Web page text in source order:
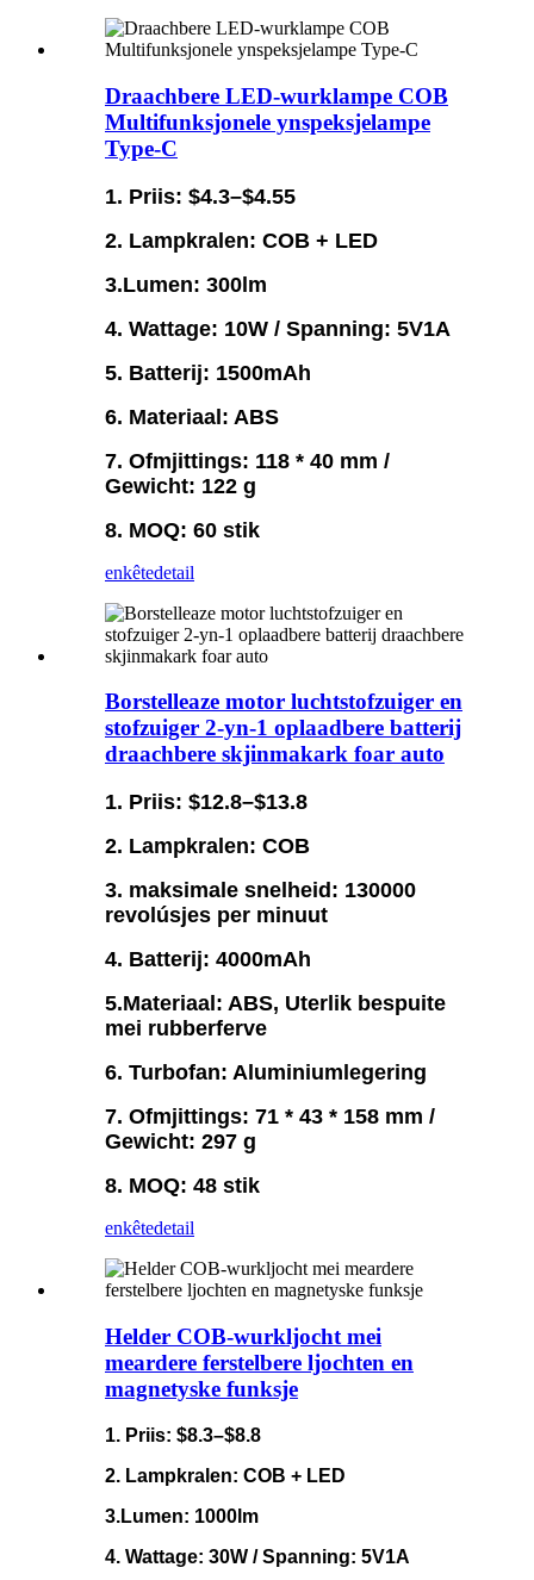
Draachbere LED-wurklampe COB
Multifunksjonele ynspeksjelampe
Type-C
1. Priis: $4.3–$4.55
2. Lampkralen: COB + LED
3.Lumen: 300lm
4. Wattage: 10W / Spanning: 5V1A
5. Batterij: 1500mAh
6. Materiaal: ABS
7. Ofmjittings: 118 * 40 mm /
Gewicht: 122 g
8. MOQ: 60 stik
enkêtedetail
Borstelleaze motor luchtstofzuiger en
stofzuiger 2-yn-1 oplaadbere batterij
draachbere skjinmakark foar auto
1. Priis: $12.8–$13.8
2. Lampkralen: COB
3. maksimale snelheid: 130000
revolúsjes per minuut
4. Batterij: 4000mAh
5.Materiaal: ABS, Uterlik bespuite
mei rubberferve
6. Turbofan: Aluminiumlegering
7. Ofmjittings: 71 * 43 * 158 mm /
Gewicht: 297 g
8. MOQ: 48 stik
enkêtedetail
Helder COB-wurkljocht mei
meardere ferstelbere ljochten en
magnetyske funksje
1. Priis: $8.3–$8.8
2. Lampkralen: COB + LED
3.Lumen: 1000lm
4. Wattage: 30W / Spanning: 5V1A